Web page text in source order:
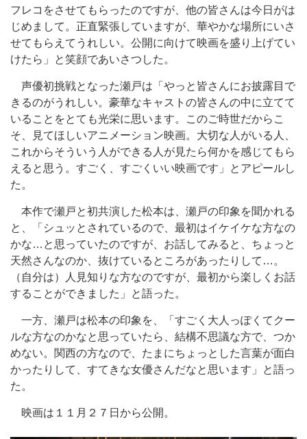
フレコをさせてもらったのですが、他の皆さんは今日がは
じめまして。正直緊張していますが、華やかな場所にいさ
せてもらえてうれしい。公開に向けて映画を盛り上げてい
けたら」と笑顔であいさつした。
声優初挑戦となった瀬戸は「やっと皆さんにお披露目で
きるのがうれしい。豪華なキャストの皆さんの中に立てて
いることをとても光栄に思います。このご時世だからこ
そ、見てほしいアニメーション映画。大切な人がいる人、
これからそういう人ができる人が見たら何かを感じてもら
えると思う。すごく、すごくいい映画です」とアピールし
た。
本作で瀬戸と初共演した松本は、瀬戸の印象を聞かれる
と、「シュッとされているので、最初はイケイケな方なの
かな…と思っていたのですが、お話してみると、ちょっと
天然さんなのか、抜けているところがあったりして…。
（自分は）人見知りな方なのですが、最初から楽しくお話
することができました」と語った。
一方、瀬戸は松本の印象を、「すごく大人っぽくてクー
ルな方なのかなと思っていたら、結構不思議な方で、つか
めない。関西の方なので、たまにちょっとした言葉が面白
かったりして、すてきな女優さんだなと思います」と語っ
た。
映画は１１月２７日から公開。